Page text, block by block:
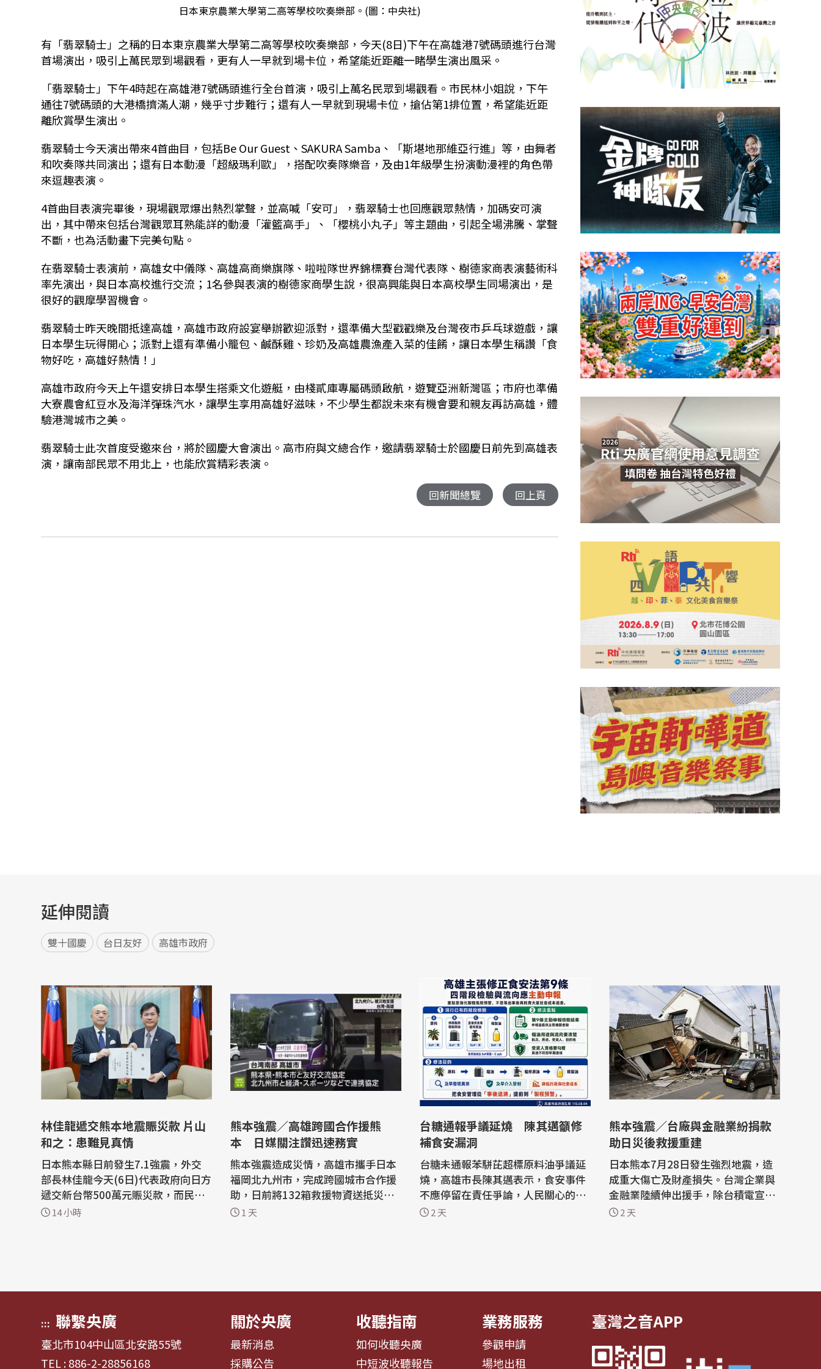
日本東京農業大學第二高等學校吹奏樂部。(圖：中央社)
有「翡翠騎士」之稱的日本東京農業大學第二高等學校吹奏樂部，今天(8日)下午在高雄港7號碼頭進行台灣
首場演出，吸引上萬民眾到場觀看，更有人一早就到場卡位，希望能近距離一睹學生演出風采。
「翡翠騎士」下午4時起在高雄港7號碼頭進行全台首演，吸引上萬名民眾到場觀看。市民林小姐說，下午
通往7號碼頭的大港橋擠滿人潮，幾乎寸步難行；還有人一早就到現場卡位，搶佔第1排位置，希望能近距
離欣賞學生演出。
翡翠騎士今天演出帶來4首曲目，包括Be Our Guest、SAKURA Samba、「斯堪地那維亞行進」等，由舞者
和吹奏隊共同演出；還有日本動漫「超級瑪利歐」，搭配吹奏隊樂音，及由1年級學生扮演動漫裡的角色帶
來逗趣表演。
4首曲目表演完畢後，現場觀眾爆出熱烈掌聲，並高喊「安可」，翡翠騎士也回應觀眾熱情，加碼安可演
出，其中帶來包括台灣觀眾耳熟能詳的動漫「灌籃高手」、「櫻桃小丸子」等主題曲，引起全場沸騰、掌聲
不斷，也為活動畫下完美句點。
在翡翠騎士表演前，高雄女中儀隊、高雄高商樂旗隊、啦啦隊世界錦標賽台灣代表隊、樹德家商表演藝術科
率先演出，與日本高校進行交流；1名參與表演的樹德家商學生說，很高興能與日本高校學生同場演出，是
很好的觀摩學習機會。
翡翠騎士昨天晚間抵達高雄，高雄市政府設宴舉辦歡迎派對，還準備大型戳戳樂及台灣夜市乒乓球遊戲，讓
日本學生玩得開心；派對上還有準備小籠包、鹹酥雞、珍奶及高雄農漁產入菜的佳餚，讓日本學生稱讚「食
物好吃，高雄好熱情！」
高雄市政府今天上午還安排日本學生搭乘文化遊艇，由棧貳庫專屬碼頭啟航，遊覽亞洲新灣區；市府也準備
大寮農會紅豆水及海洋彈珠汽水，讓學生享用高雄好滋味，不少學生都說未來有機會要和親友再訪高雄，體
驗港灣城市之美。
翡翠騎士此次首度受邀來台，將於國慶大會演出。高市府與文總合作，邀請翡翠騎士於國慶日前先到高雄表
演，讓南部民眾不用北上，也能欣賞精彩表演。
回新聞總覽 回上頁
延伸閱讀
雙十國慶 台日友好 高雄市政府
林佳龍遞交熊本地震賑災款 片山
和之：患難見真情
日本熊本縣日前發生7.1強震，外交
部長林佳龍今天(6日)代表政府向日方
遞交新台幣500萬元賑災款，而民間
捐款目前已達1.5億元；日台交流協
14 小時
熊本強震／高雄跨國合作援熊
本 日媒關注讚迅速務實
熊本強震造成災情，高雄市攜手日本
福岡北九州市，完成跨國城市合作援
助，日前將132箱救援物資送抵災情
最嚴重的熊本縣八代市。此舉也引發
1 天
台糖通報爭議延燒 陳其邁籲修
補食安漏洞
台糖未通報苯駢芘超標原料油爭議延
燒，高雄市長陳其邁表示，食安事件
不應停留在責任爭論，人民關心的是
如何修補食安漏洞，呼籲推動食安法
2 天
熊本強震／台廠與金融業紛捐款
助日災後救援重建
日本熊本7月28日發生強烈地震，造
成重大傷亡及財產損失。台灣企業與
金融業陸續伸出援手，除台積電宣布
捐款2億5000萬日圓賑災外，包括製
2 天
::: 聯繫央廣
臺北市104中山區北安路55號
TEL : 886-2-28856168
關於央廣
最新消息
採購公告
收聽指南
如何收聽央廣
中短波收聽報告
業務服務
參觀申請
場地出租
臺灣之音APP